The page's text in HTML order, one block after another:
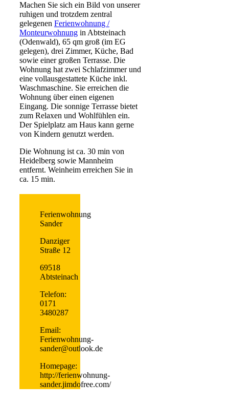
Machen Sie sich ein Bild von unserer
ruhigen und trotzdem zentral
gelegenen Ferienwohnung /
Monteurwohnung in Abtsteinach
(Odenwald), 65 qm groß (im EG
gelegen), drei Zimmer, Küche, Bad
sowie einer großen Terrasse. Die
Wohnung hat zwei Schlafzimmer und
eine vollausgestattete Küche inkl.
Waschmaschine. Sie erreichen die
Wohnung über einen eigenen
Eingang. Die sonnige Terrasse bietet
zum Relaxen und Wohlfühlen ein.
Der Spielplatz am Haus kann gerne
von Kindern genutzt werden.
Die Wohnung ist ca. 30 min von
Heidelberg sowie Mannheim
entfernt. Weinheim erreichen Sie in
ca. 15 min.
Ferienwohnung
Sander
Danziger
Straße 12
69518
Abtsteinach
Telefon:
0171
3480287
Email:
Ferienwohnung-
sander@outlook.de
Homepage:
http://ferienwohnung-
sander.jimdofree.com/